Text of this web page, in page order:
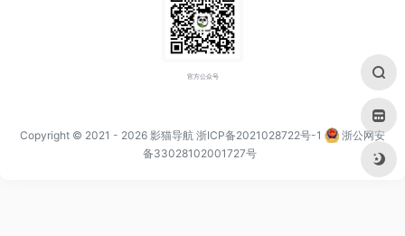
官方公众号
Copyright © 2021 - 2026 影猫导航 浙ICP备2021028722号-1
浙公网安
备33028102001727号